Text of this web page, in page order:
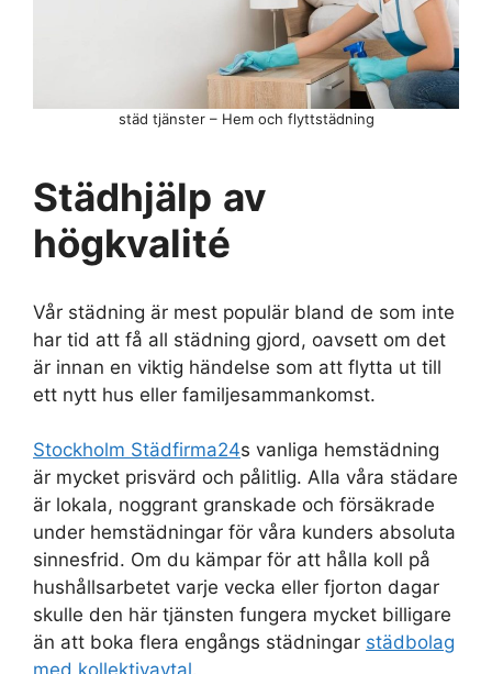
Städhjälp av
högkvalité
Vår städning är mest populär bland de som inte
har tid att få all städning gjord, oavsett om det
är innan en viktig händelse som att flytta ut till
ett nytt hus eller familjesammankomst.
Stockholm Städfirma24s vanliga hemstädning
är mycket prisvärd och pålitlig. Alla våra städare
är lokala, noggrant granskade och försäkrade
under hemstädningar för våra kunders absoluta
sinnesfrid. Om du kämpar för att hålla koll på
hushållsarbetet varje vecka eller fjorton dagar
skulle den här tjänsten fungera mycket billigare
än att boka flera engångs städningar städbolag
städ tjänster – Hem och flyttstädning